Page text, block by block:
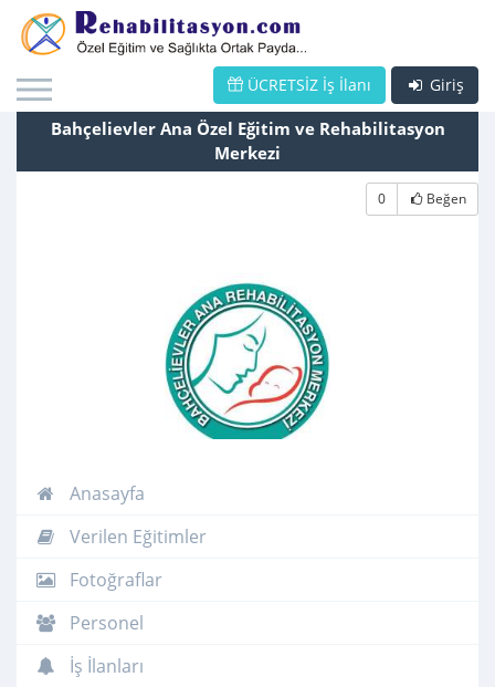
Giriş
ÜCRETSİZ İş İlanı
Bahçelievler Ana Özel Eğitim ve Rehabilitasyon
Merkezi
0 Beğen
Anasayfa
Verilen Eğitimler
Fotoğraflar
Personel
İş İlanları